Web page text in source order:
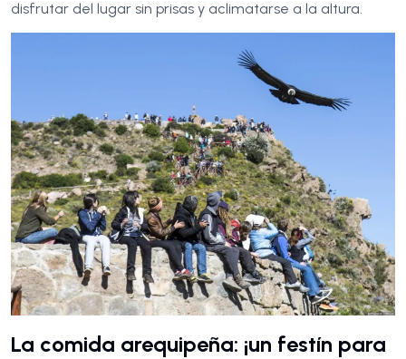
disfrutar del lugar sin prisas y aclimatarse a la altura.
La comida arequipeña: ¡un festín para